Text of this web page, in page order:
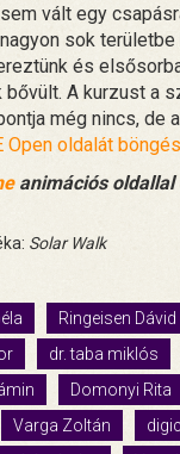
vált egy
sok
és
A kurzust a
még nincs, de
Open oldalát
animációs oldallal
Solar Walk
Ringeisen Dávid
dr. taba miklós
Domonyi Rita
Varga Zoltán